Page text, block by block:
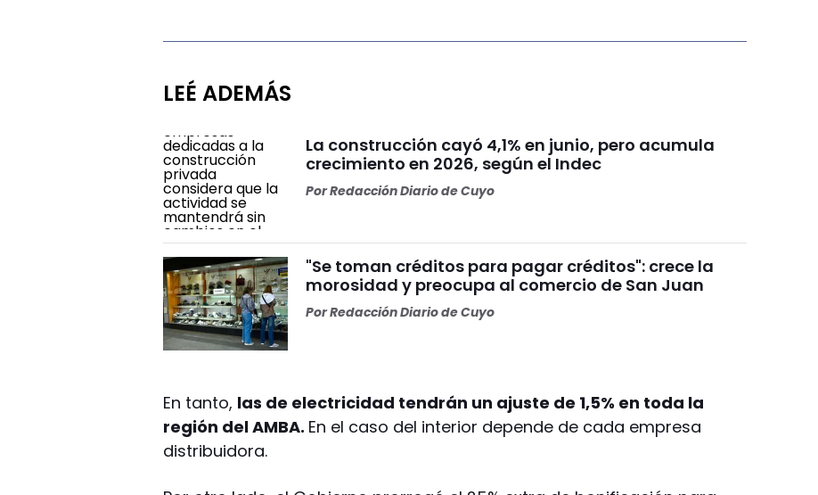
LEÉ ADEMÁS
La construcción cayó 4,1% en junio, pero acumula
crecimiento en 2026, según el Indec
PorRedacción Diario de Cuyo
"Se toman créditos para pagar créditos": crece la
morosidad y preocupa al comercio de San Juan
PorRedacción Diario de Cuyo
En tanto, las de electricidad tendrán un ajuste de 1,5% en toda la
región del AMBA. En el caso del interior depende de cada empresa
distribuidora.